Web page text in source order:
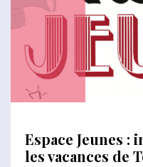
Espace Jeunes :
les vacances de